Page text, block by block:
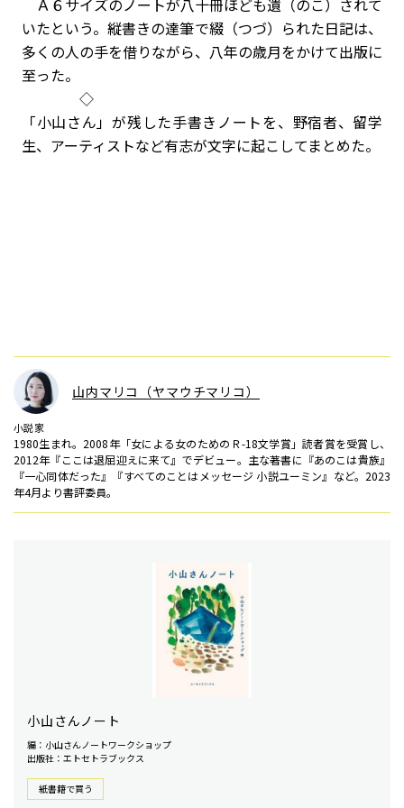
Ａ６サイズのノートが八十冊ほども遺（のこ）されて
いたという。縦書きの達筆で綴（つづ）られた日記は、
多くの人の手を借りながら、八年の歳月をかけて出版に
至った。
◇
「小山さん」が残した手書きノートを、野宿者、留学
生、アーティストなど有志が文字に起こしてまとめた。
山内マリコ（ヤマウチマリコ）
小説家
1980生まれ。2008年「女による女のためのＲ-18文学賞」読者賞を受賞し、
2012年『ここは退屈迎えに来て』でデビュー。主な著書に『あのこは貴族』
『一心同体だった』『すべてのことはメッセージ 小説ユーミン』など。2023
年4月より書評委員。
小山さんノート
編：小山さんノートワークショップ
出版社：エトセトラブックス
紙書籍で買う